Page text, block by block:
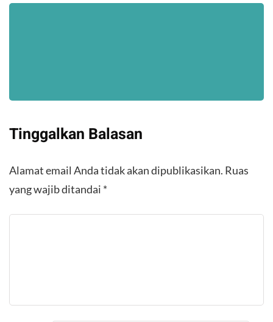
Tinggalkan Balasan
Alamat email Anda tidak akan dipublikasikan. Ruas
yang wajib ditandai *